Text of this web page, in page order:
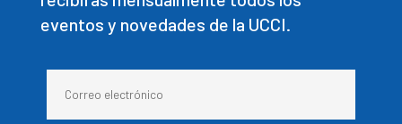
eventos y novedades de la UCCI.